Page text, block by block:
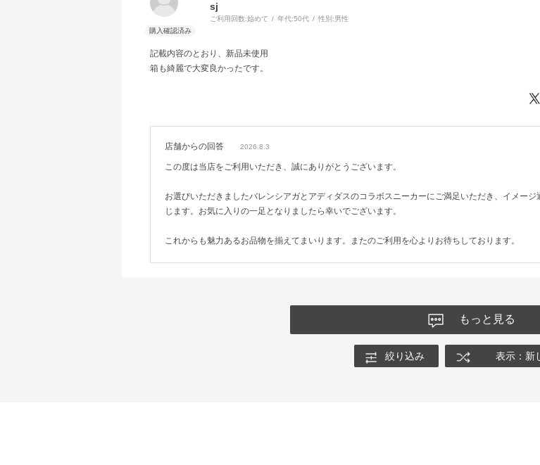
sj
ご利用回数:始めて 年代:50代 性別:男性
記載内容のとおり、新品未使用
箱も綺麗で大変良かったです。
店舗からの回答 2026.8.3
この度は当店をご利用いただき、誠にありがとうございます。
お選びいただきましたバレンシアガとアディダスのコラボスニーカーにご満足いただき、イメー
じます。お気に入りの一足となりましたら幸いでございます。
これからも魅力あるお品物を揃えてまいります。またのご利用を心よりお待ちしております。
もっと見る
絞り込み 表示：新